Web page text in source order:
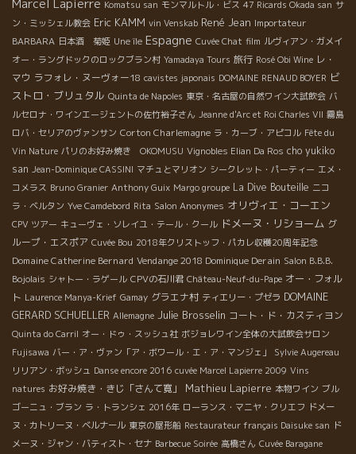
Marcel Lapierre Komatsu san モンマルトル・ビス 47 Ricards Okada san サ
ン・ミッシェル教会 Eric KAMM vin Venskab René Jean Importateur
BARBARA 日本酒 菊姫 Une île Espagne Cuvée Chat film ルヴィアン・ガメイ
オー・ラングドックのロックブラン村 Yamadaya Tours 旅行 Rosé Obi Wine レ・
マウ ラフォレ・ヌーヴォー18 cavistes japonais DOMAINE RENAUD BOYER ビ
ストロ・ブリュタル Quinta de Napoles 東京・名古屋の自然ワイン大試飲会 バ
ルセロナ・ワインエージェントの佐竹裕子さん Jeanne d'Arc et Roi Charles VII 霧島
ロバ・セリアのヴァンサン Corton Charlemagne ラ・カーブ・アピコル Fête du
Vin Nature パリのお好み焼き OKOMUSU Vignobles Elian Da Ros cho yukiko
san Jean-Dominique CASSINI マチュとマリオン シークレット・パーティー エメ・
コメラス Bruno Granier Anthony Guix Margo groupe La Dive Bouteille ニコ
ラ・ベルタン Yve Camdebord Rita Salon Anonymes オリヴィエ・コーエン
CPV ツアー キューヴェ・ソレイユ・テール・クール ドメーヌ・リショーム グ
ループ・エスポア Cuvée Bou 2018年クリストッフ・パカレ収穫20周年記念
Domaine Catherine Bernard Vendange 2018 Dominique Derain Salon B.B.B.
Bojolais シャトー・ラゲール CPVの石川君 Château-Neuf-du-Pape オー・フォル
ト Laurence Manya-Krief Gamay グラエナ村 ティエリー・プゼラ DOMAINE
GERARD SCHUELLER Allemagne Julie Brosselin コート・ド・カスティヨン
Quinta do Carril オー・ドゥ・スッシュ社 ボジョレワイン全体の大試飲会サロン
Fujisawa バー・ア・ヴァン「ア・ボワール・エ・ア・マンジェ」
Sylvie Augereau
リリアン・ボッシュ Danse encore 2016 cuvée Marcel Lapierre 2009 Vins
natures お好み焼き・きじ「さんて寛」 Mathieu Lapierre 本物ワイン ブル
ゴーニュ・ブラン ラ・トランシェ 2016年 ローランス・マニヤ・クリエフ ドメー
ヌ・カトリーヌ・ベルナール 東京の屋形船 Restaurateur français Daisuke san ド
メーヌ・ジャン・バティスト・セナ Barbecue Soirée 高橋さん Cuvée Baragane